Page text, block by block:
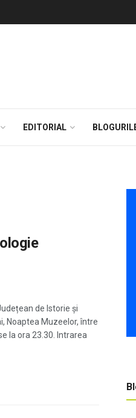
EDITORIAL
de Istorie și
Noaptea Muzeelor, între
la ora 23.30. Intrarea